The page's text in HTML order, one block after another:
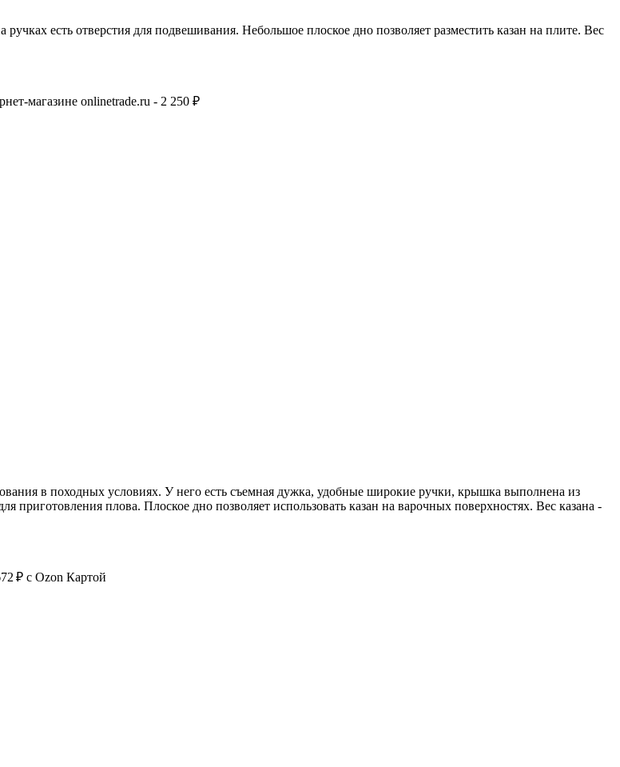
есть отверстия для подвешивания. Небольшое плоское дно позволяет разместить казан на плите. Вес
магазине onlinetrade.ru - 2 250 ₽
в походных условиях. У него есть съемная дужка, удобные широкие ручки, крышка выполнена из
плова. Плоское дно позволяет использовать казан на варочных поверхностях. Вес казана -
₽ c Ozon Картой